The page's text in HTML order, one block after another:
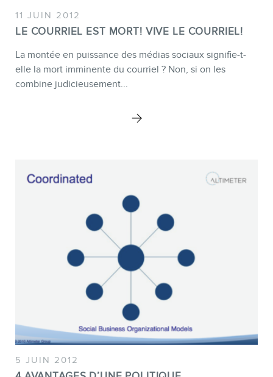
BLOGUE
CONTACT
11 JUIN 2012
LE COURRIEL EST MORT! VIVE LE COURRIEL!
La montée en puissance des médias sociaux signifie-t-
elle la mort imminente du courriel ? Non, si on les
combine judicieusement...
5 JUIN 2012